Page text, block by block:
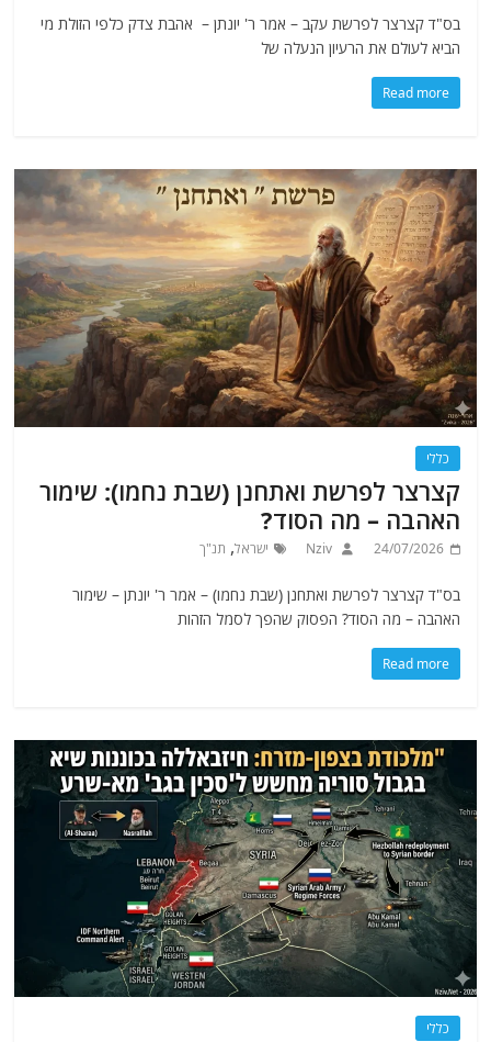
בס"ד קצרצר לפרשת עקב – אמר ר' יונתן – אהבת צדק כלפי הזולת מי
הביא לעולם את הרעיון הנעלה של
Read more
כללי
קצרצר לפרשת ואתחנן (שבת נחמו): שימור
האהבה – מה הסוד?
24/07/2026
Nziv ישראל, תנ"ך
בס"ד קצרצר לפרשת ואתחנן (שבת נחמו) – אמר ר' יונתן – שימור
האהבה – מה הסוד? הפסוק שהפך לסמל הזהות
Read more
כללי